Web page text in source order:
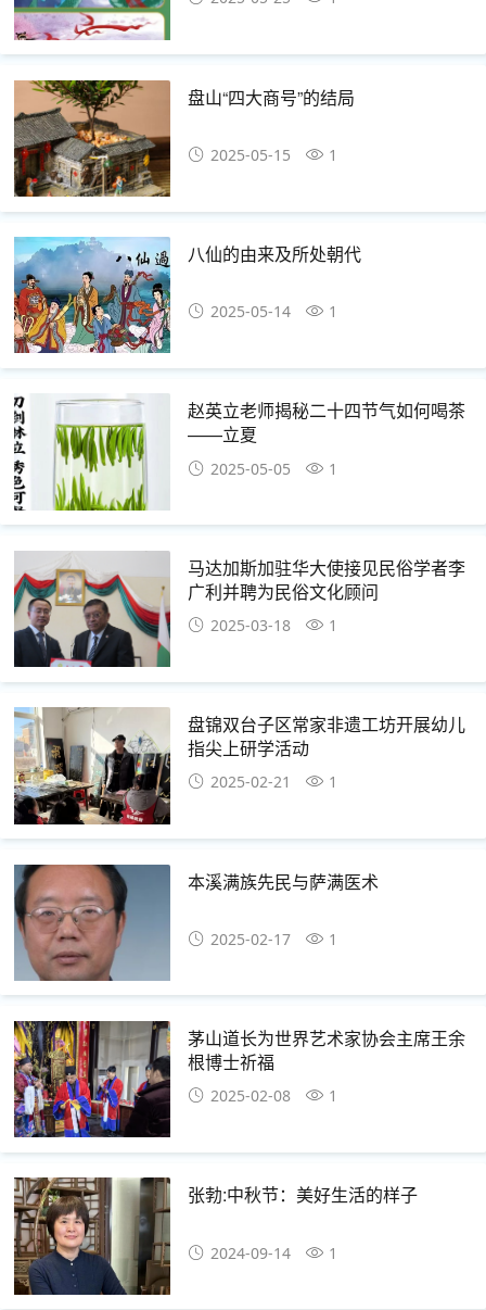
盘山“四大商号”的结局
2025-05-15 1
八仙的由来及所处朝代
2025-05-14 1
赵英立老师揭秘二十四节气如何喝茶
——立夏
2025-05-05 1
马达加斯加驻华大使接见民俗学者李
广利并聘为民俗文化顾问
2025-03-18 1
盘锦双台子区常家非遗工坊开展幼儿
指尖上研学活动
2025-02-21 1
本溪满族先民与萨满医术
2025-02-17 1
茅山道长为世界艺术家协会主席王余
根博士祈福
2025-02-08 1
张勃:中秋节：美好生活的样子
2024-09-14 1